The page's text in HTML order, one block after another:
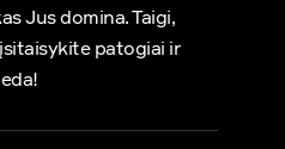
Jus domina. Taigi,
patogiai ir